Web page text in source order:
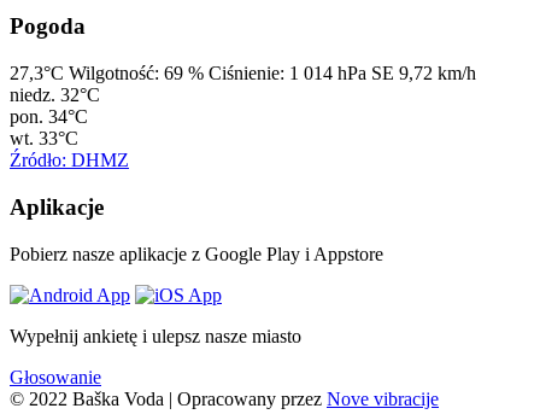
Pogoda
27,3°C Wilgotność: 69 % Ciśnienie: 1 014 hPa SE 9,72 km/h
niedz. 32°C
pon. 34°C
wt. 33°C
Źródło: DHMZ
Aplikacje
Pobierz nasze aplikacje z Google Play i Appstore
Wypełnij ankietę i ulepsz nasze miasto
Głosowanie
© 2022 Baška Voda | Opracowany przez Nove vibracije